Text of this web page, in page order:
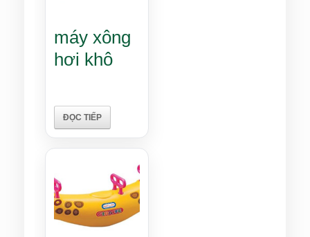
máy xông
hơi khô
ĐỌC TIẾP